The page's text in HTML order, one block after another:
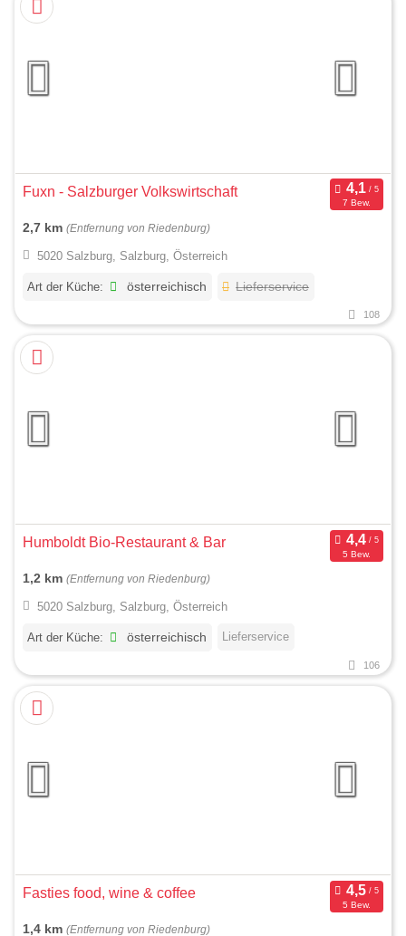
Fuxn - Salzburger Volkswirtschaft
7 Bew.
2,7 km (Entfernung von Riedenburg)
5020 Salzburg, Salzburg, Österreich
Art der Küche: österreichisch Lieferservice
108
Humboldt Bio-Restaurant & Bar
5 Bew.
1,2 km (Entfernung von Riedenburg)
5020 Salzburg, Salzburg, Österreich
Art der Küche: österreichisch Lieferservice
106
Fasties food, wine & coffee
5 Bew.
1,4 km (Entfernung von Riedenburg)